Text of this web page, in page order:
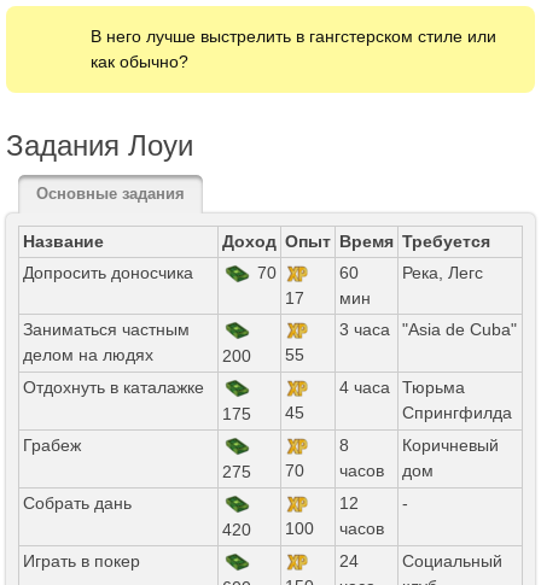
В него лучше выстрелить в гангстерском стиле или
как обычно?
Задания Лоуи
Основные задания
Название Доход Опыт Время Требуется
Допросить доносчика
70
17
60
мин
Река, Легс
Заниматься частным
делом на людях
200 55
3 часа "Asia de Cuba"
Отдохнуть в каталажке
175
45
4 часа
Тюрьма
Спрингфилда
Грабеж
275
70
8
часов
Коричневый
дом
Собрать дань
420
100
12
часов
-
Играть в покер
24
Социальный